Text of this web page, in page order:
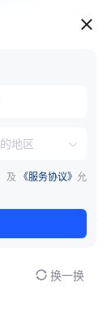
服务推荐
及 《服务协议》 允
换一换